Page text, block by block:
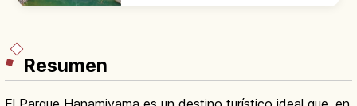
Resumen